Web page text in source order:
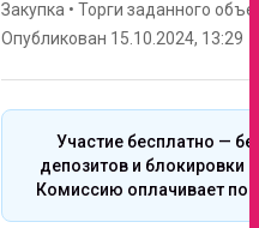
Закупка • Торги заданного
Опубликован 15.10.2024, 13:29
Участие бесплатно —
депозитов и блокировки
Комиссию оплачивает